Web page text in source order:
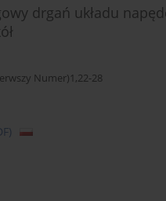
drgań układu
Numer)1,22-28